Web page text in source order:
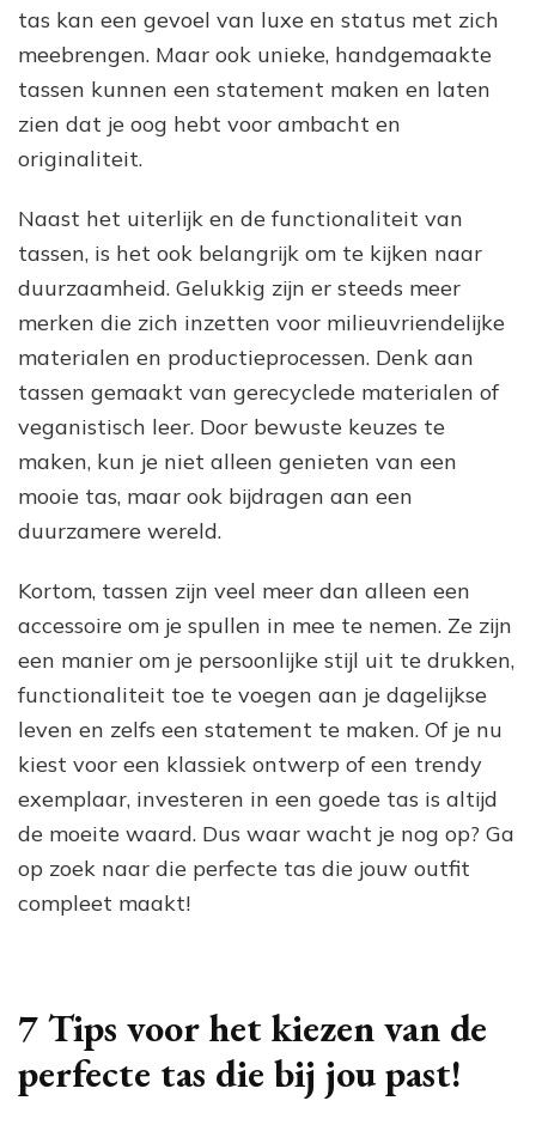
tas kan een gevoel van luxe en status met zich
meebrengen. Maar ook unieke, handgemaakte
tassen kunnen een statement maken en laten
zien dat je oog hebt voor ambacht en
originaliteit.
Naast het uiterlijk en de functionaliteit van
tassen, is het ook belangrijk om te kijken naar
duurzaamheid. Gelukkig zijn er steeds meer
merken die zich inzetten voor milieuvriendelijke
materialen en productieprocessen. Denk aan
tassen gemaakt van gerecyclede materialen of
veganistisch leer. Door bewuste keuzes te
maken, kun je niet alleen genieten van een
mooie tas, maar ook bijdragen aan een
duurzamere wereld.
Kortom, tassen zijn veel meer dan alleen een
accessoire om je spullen in mee te nemen. Ze zijn
een manier om je persoonlijke stijl uit te drukken,
functionaliteit toe te voegen aan je dagelijkse
leven en zelfs een statement te maken. Of je nu
kiest voor een klassiek ontwerp of een trendy
exemplaar, investeren in een goede tas is altijd
de moeite waard. Dus waar wacht je nog op? Ga
op zoek naar die perfecte tas die jouw outfit
compleet maakt!
7 Tips voor het kiezen van de
perfecte tas die bij jou past!